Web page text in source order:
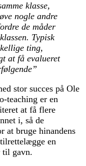
klasse,
nogle andre
de måder
Typisk
ting,
at få evalueret
stor succes på Ole
teaching er en
at få flere
i, så de
at bruge hinandens
en
til gavn.